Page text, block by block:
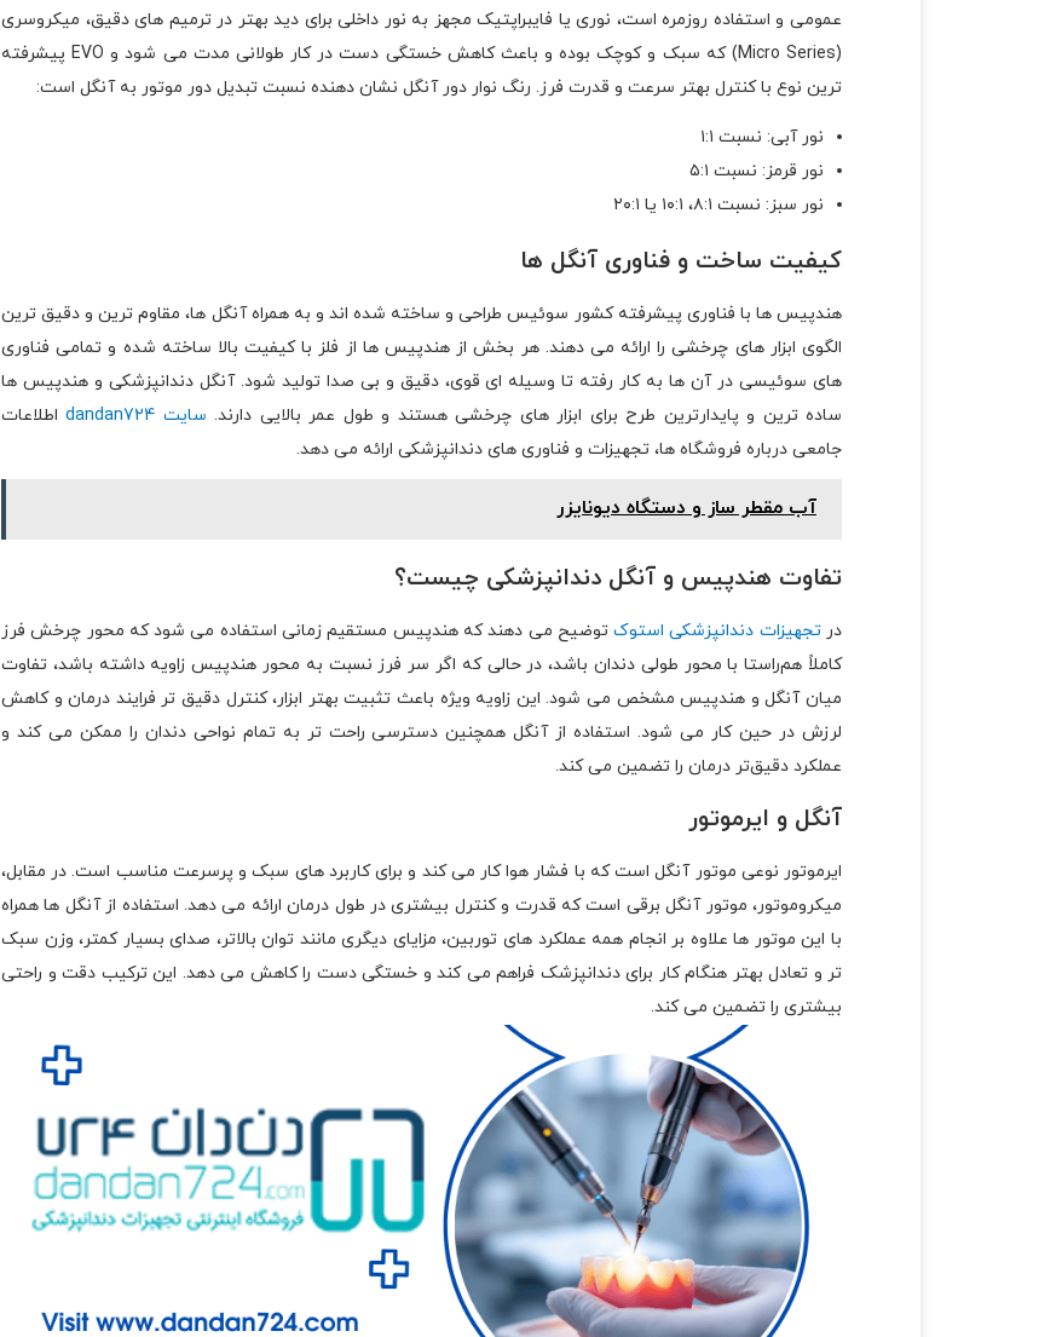
عمومی و استفاده روزمره است، نوری یا فایبراپتیک مجهز به نور داخلی برای دید بهتر در ترمیم های دقیق، میکروسری
(Micro Series) که سبک و کوچک بوده و باعث کاهش خستگی دست در کار طولانی مدت می شود و EVO پیشرفته
ترین نوع با کنترل بهتر سرعت و قدرت فرز. رنگ نوار دور آنگل نشان دهنده نسبت تبدیل دور موتور به آنگل است:
نور آبی: نسبت ۱:۱
نور قرمز: نسبت ۵:۱
نور سبز: نسبت ۸:۱، ۱۰:۱ یا ۲۰:۱
کیفیت ساخت و فناوری آنگل ها
هندپیس ها با فناوری پیشرفته کشور سوئیس طراحی و ساخته شده اند و به همراه آنگل ها، مقاوم ترین و دقیق ترین
الگوی ابزار های چرخشی را ارائه می دهند. هر بخش از هندپیس ها از فلز با کیفیت بالا ساخته شده و تمامی فناوری
های سوئیسی در آن ها به کار رفته تا وسیله ای قوی، دقیق و بی صدا تولید شود. آنگل دندانپزشکی و هندپیس ها
ساده ترین و پایدارترین طرح برای ابزار های چرخشی هستند و طول عمر بالایی دارند. سایت dandan724
اطلاعات
جامعی درباره فروشگاه‌ ها، تجهیزات و فناوری‌ های دندانپزشکی ارائه می‌ دهد.
آب مقطر ساز و دستگاه دیونایزر
تفاوت هندپیس و آنگل دندانپزشکی چیست؟
درتجهیزات دندانپزشکی استوکتوضیح می‌ دهند که هندپیس مستقیم زمانی استفاده می‌ شود که محور چرخش فرز
کاملاً هم‌راستا با محور طولی دندان باشد، در حالی که اگر سر فرز نسبت به محور هندپیس زاویه داشته باشد، تفاوت
میان آنگل و هندپیس مشخص می‌ شود. این زاویه ویژه باعث تثبیت بهتر ابزار، کنترل دقیق‌ تر فرایند درمان و کاهش
لرزش در حین کار می‌ شود. استفاده از آنگل همچنین دسترسی راحت‌ تر به تمام نواحی دندان را ممکن می‌ کند و
عملکرد دقیق‌تر درمان را تضمین می‌ کند.
آنگل و ایرموتور
ایرموتور نوعی موتور آنگل است که با فشار هوا کار می‌ کند و برای کاربرد های سبک و پرسرعت مناسب است. در مقابل،
میکروموتور، موتور آنگل برقی است که قدرت و کنترل بیشتری در طول درمان ارائه می‌ دهد. استفاده از آنگل‌ ها همراه
با این موتور ها علاوه بر انجام همه عملکرد های توربین، مزایای دیگری مانند توان بالاتر، صدای بسیار کمتر، وزن سبک‌
تر و تعادل بهتر هنگام کار برای دندانپزشک فراهم می‌ کند و خستگی دست را کاهش می‌ دهد. این ترکیب دقت و راحتی
بیشتری را تضمین می‌ کند.